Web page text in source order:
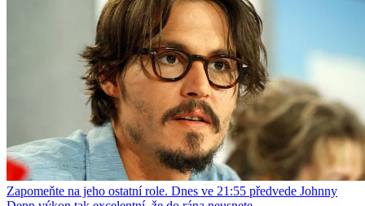
Zapomeňte na jeho ostatní role. Dnes ve 21:55 předvede Johnny